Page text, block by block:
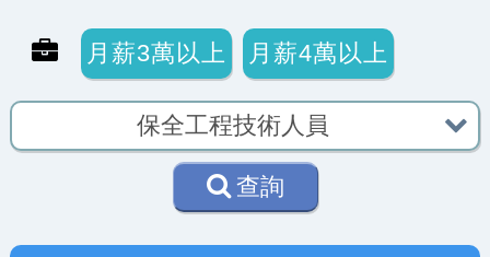
月薪3萬以上 月薪4萬以上
查詢